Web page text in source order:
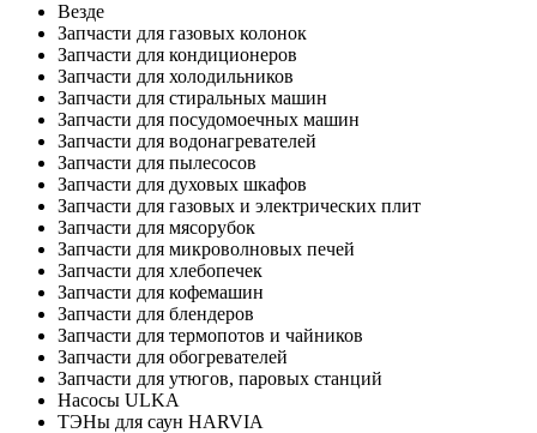
Везде
Запчасти для газовых колонок
Запчасти для кондиционеров
Запчасти для холодильников
Запчасти для стиральных машин
Запчасти для посудомоечных машин
Запчасти для водонагревателей
Запчасти для пылесосов
Запчасти для духовых шкафов
Запчасти для газовых и электрических плит
Запчасти для мясорубок
Запчасти для микроволновых печей
Запчасти для хлебопечек
Запчасти для кофемашин
Запчасти для блендеров
Запчасти для термопотов и чайников
Запчасти для обогревателей
Запчасти для утюгов, паровых станций
Насосы ULKA
ТЭНы для саун HARVIA